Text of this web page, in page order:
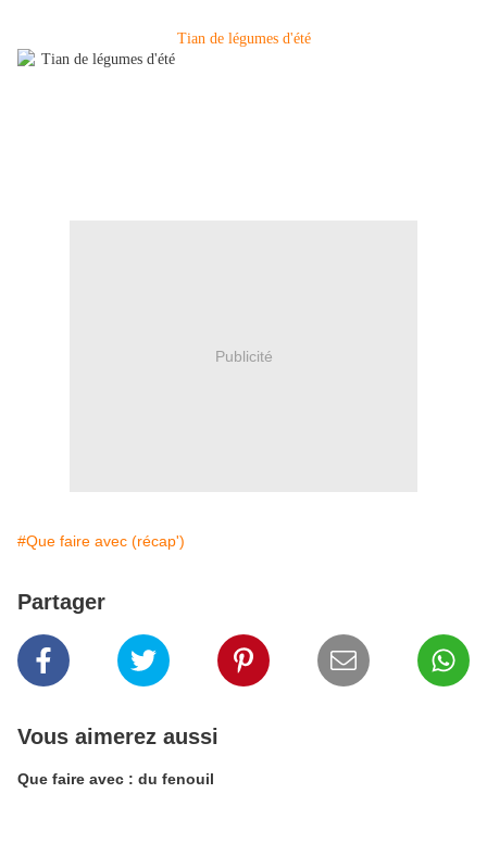
Tian de légumes d'été
Publicité
#Que faire avec (récap')
Partager
Vous aimerez aussi
Que faire avec : du fenouil